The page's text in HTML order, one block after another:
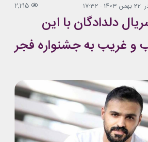
22 بهمن 1403 - 17:32 2,215
دلدادگان با این
و غریب به جشنواره فجر